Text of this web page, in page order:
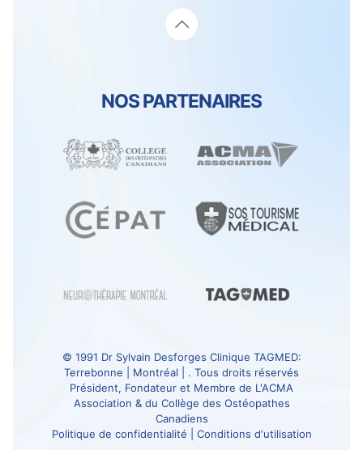
NOS PARTENAIRES
© 1991 Dr Sylvain Desforges Clinique TAGMED:
Terrebonne | Montréal | . Tous droits réservés
Président, Fondateur et Membre de L'ACMA
Association & du Collège des Ostéopathes
Canadiens
Politique de confidentialité
Conditions d'utilisation